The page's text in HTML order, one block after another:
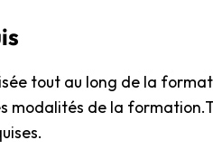
tout au long de la
modalités de la